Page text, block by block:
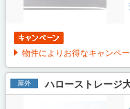
物件によりお得なキャンペ
屋外 ハローストレージ